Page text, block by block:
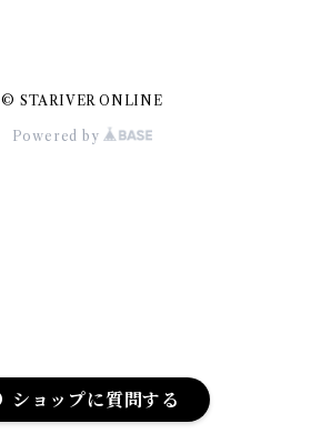
© STARIVER ONLINE
Powered by
ショップに質問する